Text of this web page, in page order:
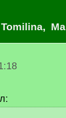
Tomilina,